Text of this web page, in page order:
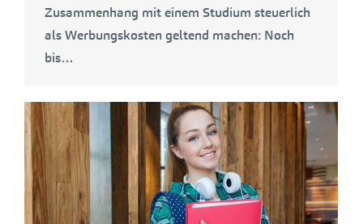
Zusammenhang mit einem Studium steuerlich
als Werbungskosten geltend machen: Noch
bis…